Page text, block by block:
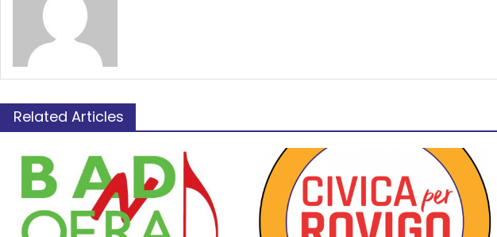
Related Articles